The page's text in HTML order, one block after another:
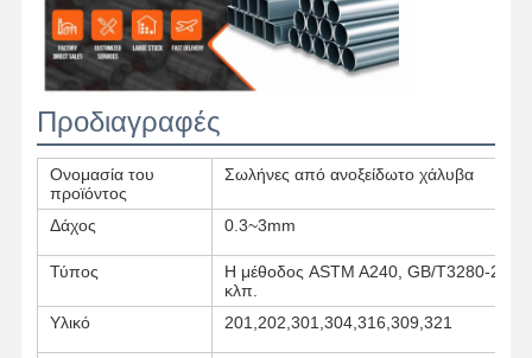
Προδιαγραφές
Ονομασία του
προϊόντος
Σωλήνες από ανοξείδωτο χάλυβα
Δάχος 0.3~3mm
Τύπος
Η μέθοδος ASTM A240, GB/T3280-
κλπ.
Υλικό
201,202,301,304,316,309,321